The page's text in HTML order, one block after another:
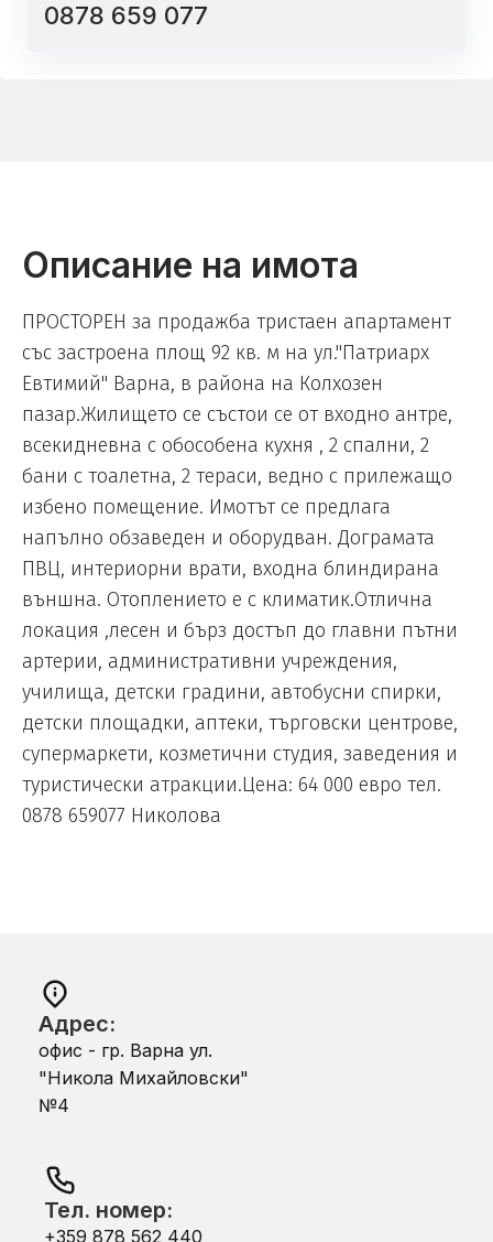
0878 659 077
Описание на имота
ПРОСТОРЕН за продажба тристаен апартамент
със застроена площ 92 кв. м на ул."Патриарх
Евтимий" Варна, в района на Колхозен
пазар.Жилището се състои се от входно антре,
всекидневна с обособена кухня , 2 спални, 2
бани с тоалетна, 2 тераси, ведно с прилежащо
избено помещение. Имотът се предлага
напълно обзаведен и оборудван. Дограмата
ПВЦ, интериорни врати, входна блиндирана
външна. Отоплението е с климатик.Отлична
локация ,лесен и бърз достъп до главни пътни
артерии, административни учреждения,
училища, детски градини, автобусни спирки,
детски площадки, аптеки, търговски центрове,
супермаркети, козметични студия, заведения и
туристически атракции.Цена: 64 000 евро тел.
0878 659077 Николова
Адрес:
офис - гр. Варна ул.
"Никола Михайловски"
№4
Тел. номер:
+359 878 562 440